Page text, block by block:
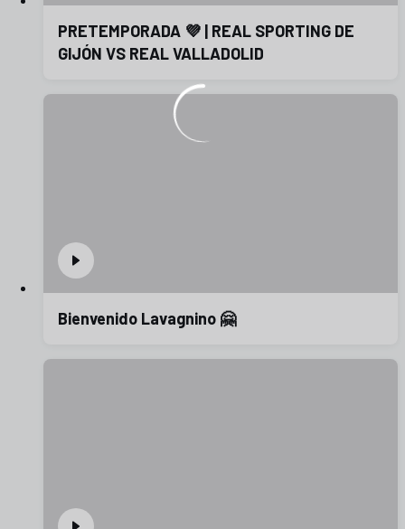
PRETEMPORADA 💜 | REAL SPORTING DE
GIJÓN VS REAL VALLADOLID
Bienvenido Lavagnino 🤗